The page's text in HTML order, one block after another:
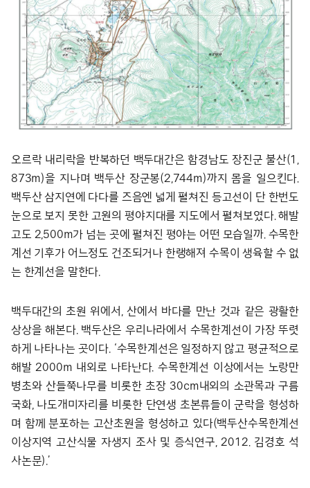
오르락 내리락을 반복하던 백두대간은 함경남도 장진군 불산(1,
873m)을 지나며 백두산 장군봉(2,744m)까지 몸을 일으킨다.
백두산 삼지연에 다다를 즈음엔 넓게 펼쳐진 등고선이 단 한번도
눈으로 보지 못한 고원의 평야지대를 지도에서 펼쳐보였다. 해발
고도 2,500m가 넘는 곳에 펼쳐진 평야는 어떤 모습일까. 수목한
계선 기후가 어느정도 건조되거나 한랭해져 수목이 생육할 수 없
는 한계선을 말한다.
백두대간의 초원 위에서, 산에서 바다를 만난 것과 같은 광활한
상상을 해본다. 백두산은 우리나라에서 수목한계선이 가장 뚜렷
하게 나타나는 곳이다. ‘수목한계선은 일정하지 않고 평균적으로
해발 2000m 내외로 나타난다. 수목한계선 이상에서는 노랑만
병초와 산들쭉나무를 비롯한 초장 30cm내외의 소관목과 구름
국화, 나도개미자리를 비롯한 단연생 초본류들이 군락을 형성하
며 함께 분포하는 고산초원을 형성하고 있다(백두산수목한계선
이상지역 고산식물 자생지 조사 및 증식연구, 2012. 김경호 석
사논문).’